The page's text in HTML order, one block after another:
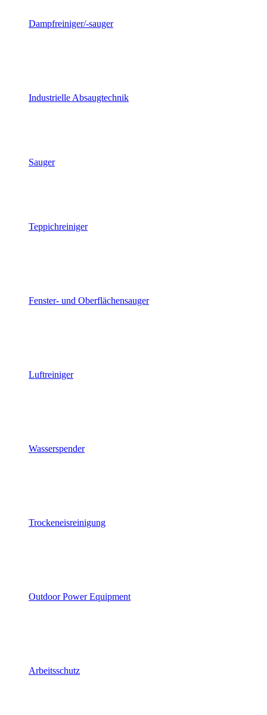
Dampfreiniger/-sauger
Industrielle Absaugtechnik
Sauger
Teppichreiniger
Fenster- und Oberflächensauger
Luftreiniger
Wasserspender
Trockeneisreinigung
Outdoor Power Equipment
Arbeitsschutz